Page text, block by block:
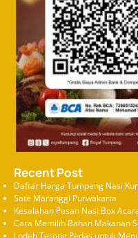
Recent Post
Daftar Harga Tumpeng Nasi
Sate Maranggi Purwakarta
Kesalahan Pesan Nasi Box
Cara Memilih Bahan Makanan
Lodeh Terong Pedas untuk